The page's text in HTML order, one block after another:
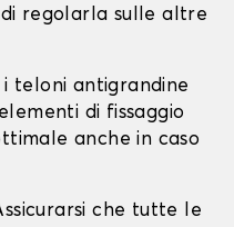
regolarla sulle altre
i teloni antigrandine
di fissaggio
anche in caso
che tutte le